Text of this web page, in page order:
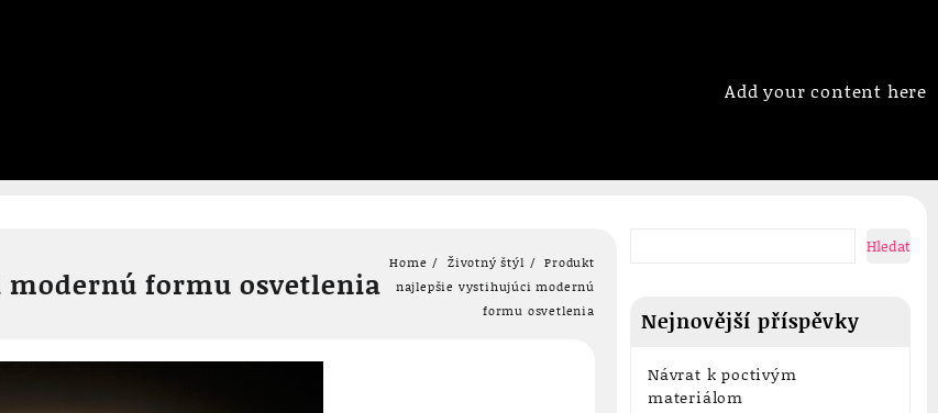
Add your content here
formu osvetlenia
Home Životný štýl
Produkt
najlepšie vystihujúci modernú
formu osvetlenia
Hledat
Nejnovější příspěvky
Návrat k poctivým
materiálom